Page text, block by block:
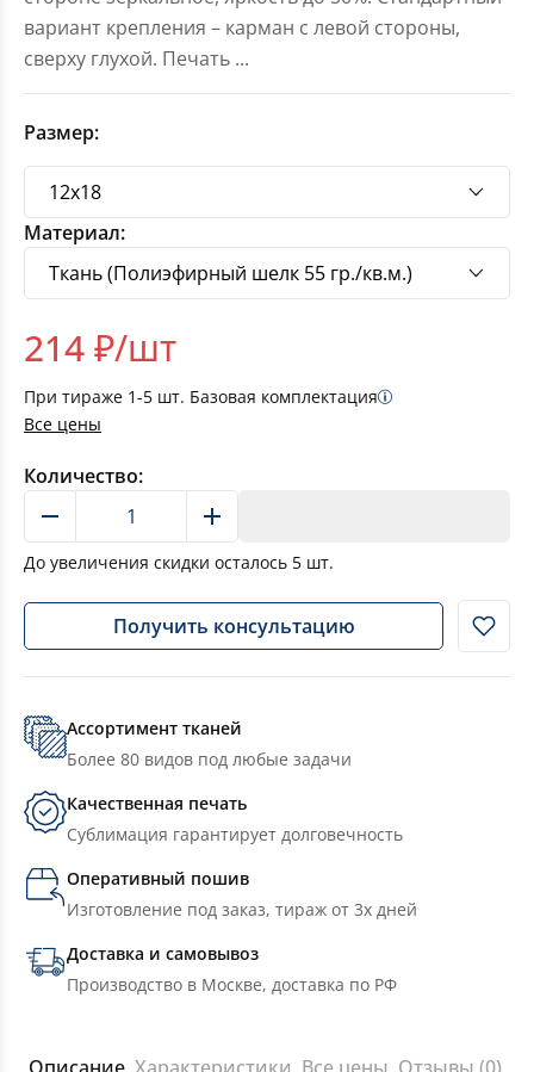
вариант крепления – карман с левой стороны,
сверху глухой. Печать ...
Размер:
Материал:
214₽/шт
При тираже 1-5 шт. Базовая комплектация
Все цены
Количество:
До увеличения скидки осталось 5 шт.
Получить консультацию
Ассортимент тканей
Более 80 видов под любые задачи
Качественная печать
Сублимация гарантирует долговечность
Оперативный пошив
Изготовление под заказ, тираж от 3х дней
Доставка и самовывоз
Производство в Москве, доставка по РФ